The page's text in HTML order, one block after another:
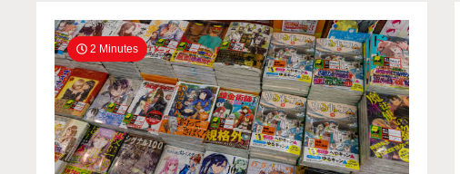
2 Minutes